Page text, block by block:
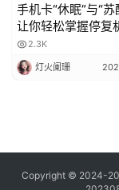
手机卡“休眠”与“苏
让你轻松掌握停复
的科普指南
2.3K
灯火阑珊
Copyright © 2024-